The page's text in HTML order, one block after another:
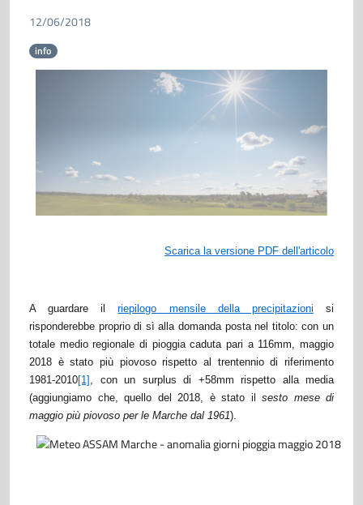
12/06/2018
info
Scarica la versione PDF dell'articolo
A guardare ilriepilogo mensile della precipitazioni si
risponderebbe proprio di sì alla domanda posta nel titolo: con un
totale medio regionale di pioggia caduta pari a 116mm, maggio
2018 è stato più piovoso rispetto al trentennio di riferimento
1981-2010[1] , con un surplus di +58mm rispetto alla media
(aggiungiamo che, quello del 2018, è stato il sesto mese di
maggio più piovoso per le Marche dal 1961).